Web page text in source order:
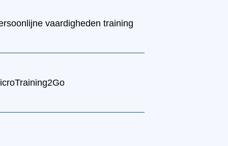
vaardigheden training